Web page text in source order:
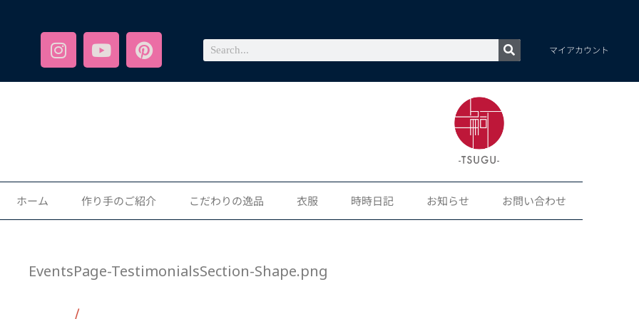
マイアカウント
ホーム 作り手のご紹介 こだわりの逸品 衣服 時時日記 お知らせ お問い合わせ
EventsPage-TestimonialsSection-Shape.png